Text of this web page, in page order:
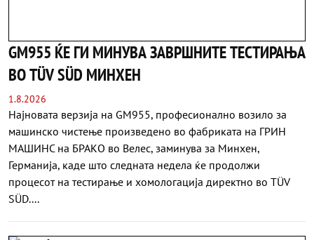
GM955 ЌЕ ГИ МИНУВА ЗАВРШНИТЕ ТЕСТИРАЊА
ВО TÜV SÜD МИНХЕН
1.8.2026
Најновата верзија на GM955, професионално возило за
машинско чистење произведено во фабриката на ГРИН
МАШИНС на БРАКО во Велес, заминува за Минхен,
Германија, каде што следната недела ќе продолжи
процесот на тестирање и хомологација директно во TÜV
SÜD....